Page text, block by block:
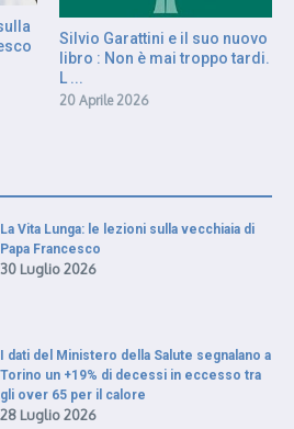
Silvio Garattini e il suo nuovo
libro : Non è mai troppo tardi.
L ...
20 Aprile 2026
La Vita Lunga: le lezioni sulla vecchiaia di
Papa Francesco
30 Luglio 2026
I dati del Ministero della Salute segnalano a
Torino un +19% di decessi in eccesso tra
gli over 65 per il calore
28 Luglio 2026